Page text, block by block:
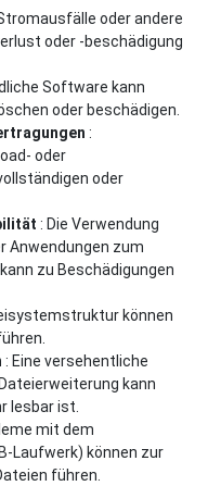
oder andere
oder -beschädigung
Software kann
oder beschädigen.
:
oder
oder
: Die Verwendung
Anwendungen zum
zu Beschädigungen
können
: Eine versehentliche
kann
lesbar ist.
mit dem
Laufwerk) können zur
führen.